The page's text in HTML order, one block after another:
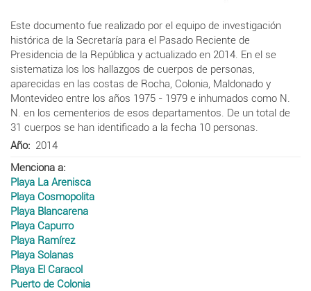
Este documento fue realizado por el equipo de investigación
histórica de la Secretaría para el Pasado Reciente de
Presidencia de la República y actualizado en 2014. En el se
sistematiza los los hallazgos de cuerpos de personas,
aparecidas en las costas de Rocha, Colonia, Maldonado y
Montevideo entre los años 1975 - 1979 e inhumados como N.
N. en los cementerios de esos departamentos. De un total de
31 cuerpos se han identificado a la fecha 10 personas.
Año
2014
Menciona a
Playa La Arenisca
Playa Cosmopolita
Playa Blancarena
Playa Capurro
Playa Ramírez
Playa Solanas
Playa El Caracol
Puerto de Colonia